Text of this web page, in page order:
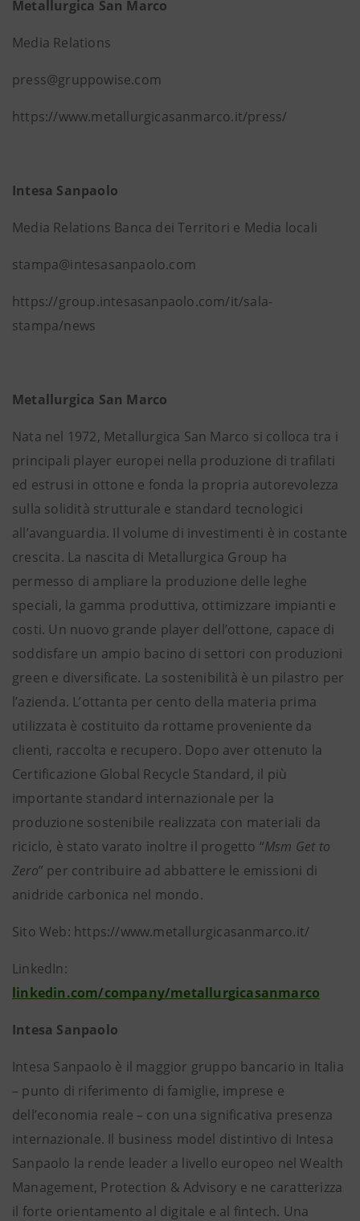
Metallurgica San Marco
Media Relations
press@gruppowise.com
https://www.metallurgicasanmarco.it/press/
Intesa Sanpaolo
Media Relations Banca dei Territori e Media locali
stampa@intesasanpaolo.com
https://group.intesasanpaolo.com/it/sala-
stampa/news
Metallurgica San Marco
Nata nel 1972, Metallurgica San Marco si colloca tra i
principali player europei nella produzione di trafilati
ed estrusi in ottone e fonda la propria autorevolezza
sulla solidità strutturale e standard tecnologici
all’avanguardia. Il volume di investimenti è in costante
crescita. La nascita di Metallurgica Group ha
permesso di ampliare la produzione delle leghe
speciali, la gamma produttiva, ottimizzare impianti e
costi. Un nuovo grande player dell’ottone, capace di
soddisfare un ampio bacino di settori con produzioni
green e diversificate. La sostenibilità è un pilastro per
l’azienda. L’ottanta per cento della materia prima
utilizzata è costituito da rottame proveniente da
clienti, raccolta e recupero. Dopo aver ottenuto la
Certificazione Global Recycle Standard, il più
importante standard internazionale per la
produzione sostenibile realizzata con materiali da
riciclo, è stato varato inoltre il progetto “Msm Get to
Zero” per contribuire ad abbattere le emissioni di
anidride carbonica nel mondo.
Sito Web: https://www.metallurgicasanmarco.it/
LinkedIn:
linkedin.com/company/metallurgicasanmarco
Intesa Sanpaolo
Intesa Sanpaolo è il maggior gruppo bancario in Italia
– punto di riferimento di famiglie, imprese e
dell’economia reale – con una significativa presenza
internazionale. Il business model distintivo di Intesa
Sanpaolo la rende leader a livello europeo nel Wealth
Management, Protection & Advisory e ne caratterizza
il forte orientamento al digitale e al fintech. Una